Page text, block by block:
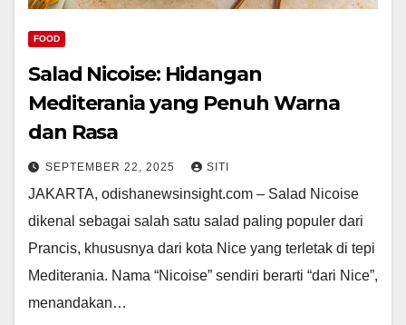
FOOD
Salad Nicoise: Hidangan
Mediterania yang Penuh Warna
dan Rasa
SEPTEMBER 22, 2025 SITI
JAKARTA, odishanewsinsight.com – Salad Nicoise
dikenal sebagai salah satu salad paling populer dari
Prancis, khususnya dari kota Nice yang terletak di tepi
Mediterania. Nama “Nicoise” sendiri berarti “dari Nice”,
menandakan…